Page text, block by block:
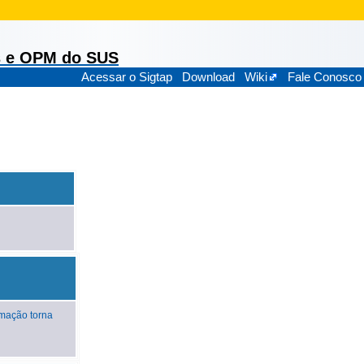
OPM do SUS
Acessar o Sigtap Download Wiki Fale Conosco
torna